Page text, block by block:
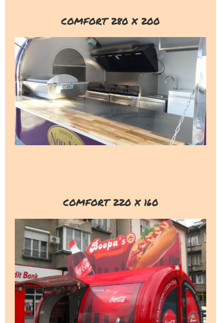
COMFORT 280 X 200
COMFORT 220 X 160